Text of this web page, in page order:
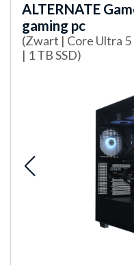
ALTERNATE
gaming pc
(Zwart | Core Ultra 5
| 1 TB SSD)